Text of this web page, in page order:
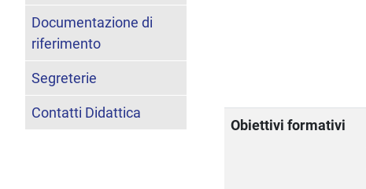
Obiettivi formativi
Documentazione di
riferimento
Segreterie
Contatti Didattica